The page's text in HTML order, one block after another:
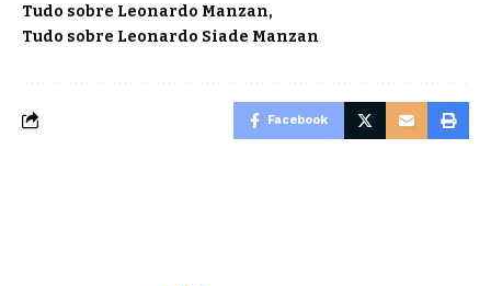
Tudo sobre Leonardo Manzan
Tudo sobre Leonardo Siade Manzan
Facebook